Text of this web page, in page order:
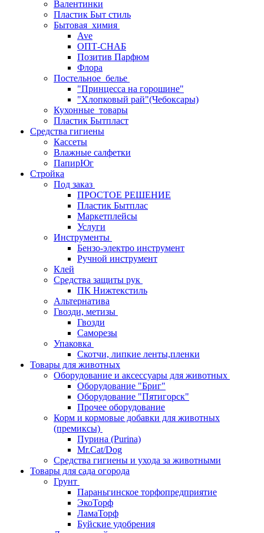
Валентинки
Пластик Быт стиль
Бытовая_химия
Ave
ОПТ-СНАБ
Позитив Парфюм
Флора
Постельное_белье
"Принцесса на горошине"
"Хлопковый рай"(Чебоксары)
Кухонные_товары
Пластик Бытпласт
Средства гигиены
Кассеты
Влажные салфетки
ПапирЮг
Стройка
Под заказ
ПРОСТОЕ РЕШЕНИЕ
Пластик Бытплас
Маркетплейсы
Услуги
Инструменты
Бензо-электро инструмент
Ручной инструмент
Клей
Средства защиты рук
ПК Нижтекстиль
Альтернатива
Гвозди, метизы
Гвозди
Саморезы
Упаковка
Скотчи, липкие ленты,пленки
Товары для животных
Оборудование и аксессуары для животных
Оборудование "Бриг"
Оборудование "Пятигорск"
Прочее оборудование
Корм и кормовые добавки для животных
(премиксы)
Пурина (Purina)
Mr.Cat/Dog
Средства гигиены и ухода за животными
Товары для сада огорода
Грунт
Параньгинское торфопредприятие
ЭкоТорф
ЛамаТорф
Буйские удобрения